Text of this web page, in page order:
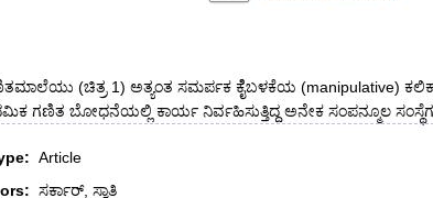
(ಚಿತ್ರ 1) ಅತ್ಯಂತ ಸಮರ್ಪಕ ಕೆೈಬಳಕೆಯ (manipulative)
ಗಣಿತ ಬೋಧನೆಯಲ್ಲಿ ಕಾರ್ಯ ನಿರ್ವಹಿಸುತ್ತಿದ್ದ ಅನೇಕ ಸಂಪನ್ಮೂಲ
Article
ಸರ್ಕಾರ್, ಸ್ವಾತಿ